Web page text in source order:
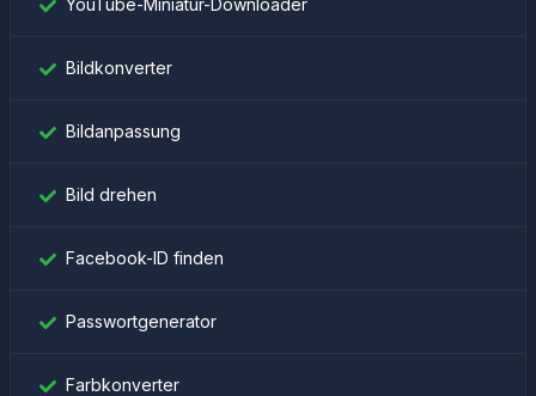
YouTube-Miniatur-Downloader
Bildkonverter
Bildanpassung
Bild drehen
Facebook-ID finden
Passwortgenerator
Farbkonverter